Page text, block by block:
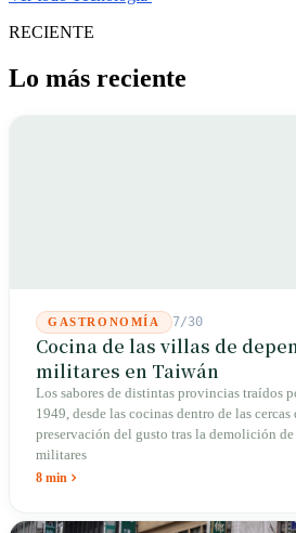
RECIENTE
Lo más reciente
GASTRONOMÍA 7/30
Cocina de las villas de
militares en Taiwán
Los sabores de distintas provincias traídos
1949, desde las cocinas dentro de las cercas
preservación del gusto tras la demolición
militares
8 min